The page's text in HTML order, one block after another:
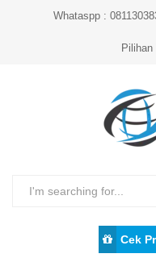
Whataspp :
Cek